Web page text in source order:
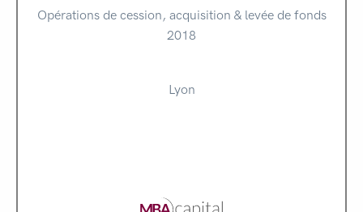
Opérations de cession, acquisition & levée de fonds
2018
Lyon